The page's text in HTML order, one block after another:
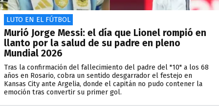
LUTO EN EL FÚTBOL
Murió Jorge Messi: el día que Lionel rompió en
llanto por la salud de su padre en pleno
Mundial 2026
Tras la confirmación del fallecimiento del padre del "10" a los 68
años en Rosario, cobra un sentido desgarrador el festejo en
Kansas City ante Argelia, donde el capitán no pudo contener la
emoción tras convertir su primer gol.